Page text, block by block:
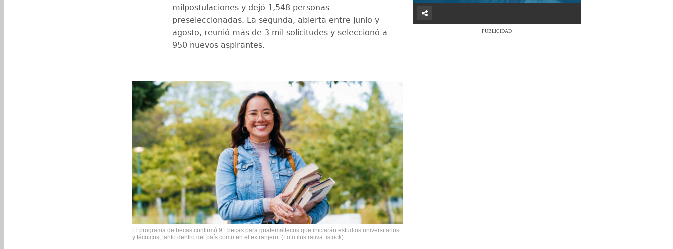
milpostulaciones y dejó 1,548 personas
preseleccionadas. La segunda, abierta entre junio y
agosto, reunió más de 3 mil solicitudes y seleccionó a
950 nuevos aspirantes.
El programa de becas confirmó 91 becas para guatemaltecos que iniciarán estudios universitarios
y técnicos, tanto dentro del país como en el extranjero. (Foto ilustrativa: istock)
PUBLICIDAD